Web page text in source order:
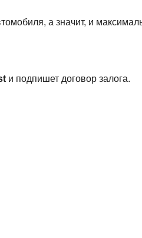
а значит, и
и подпишет договор залога.